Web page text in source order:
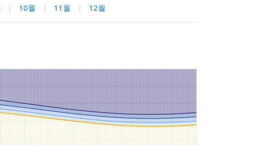
| 10월 | 11월 | 12월